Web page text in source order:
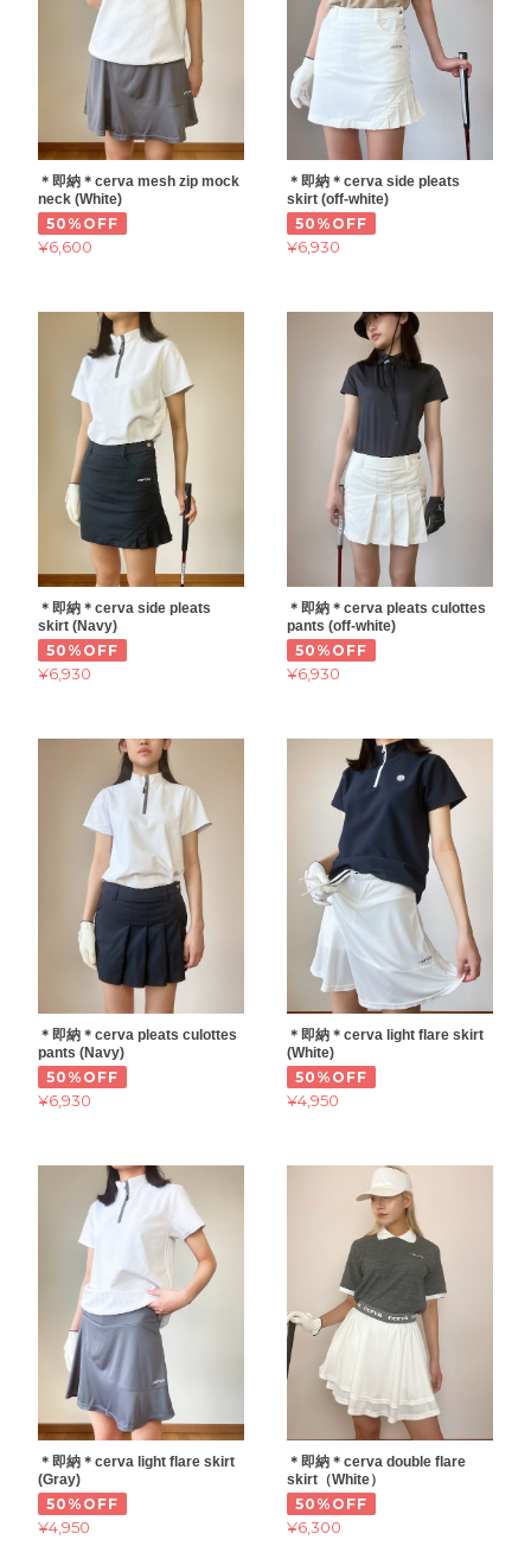
＊即納＊cerva mesh zip mock
neck (White)
50%OFF
¥6,600
＊即納＊cerva side pleats
skirt (off-white)
50%OFF
¥6,930
＊即納＊cerva side pleats
skirt (Navy)
50%OFF
¥6,930
＊即納＊cerva pleats culottes
pants (off-white)
50%OFF
¥6,930
＊即納＊cerva pleats culottes
pants (Navy)
50%OFF
¥6,930
＊即納＊cerva light flare skirt
(White)
50%OFF
¥4,950
＊即納＊cerva light flare skirt
(Gray)
50%OFF
¥4,950
＊即納＊cerva double flare
skirt（White）
50%OFF
¥6,300